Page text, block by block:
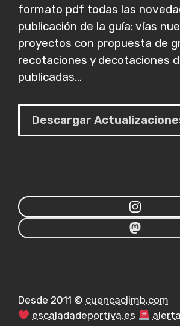
formato pdf todas las
publicación de la guía: vías
proyectos con propuesta de
recotaciones y decotaciones
publicadas...
Descargar
Desde 2011 © cuencaclimb.com
escaladadeportiva.es